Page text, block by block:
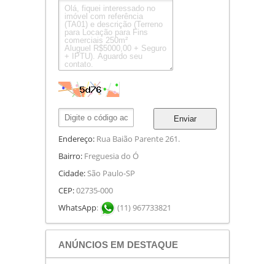
Enviar
Endereço: Rua Baião Parente 261.
Bairro: Freguesia do Ó
Cidade:São Paulo-SP
CEP:02735-000
WhatsApp: (11) 967733821
ANÚNCIOS EM DESTAQUE